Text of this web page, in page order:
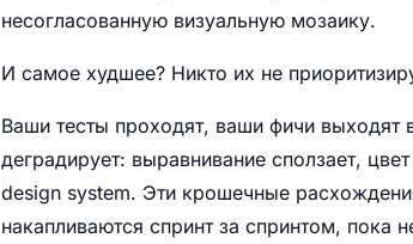
несогласованную визуальную мозаику.
И самое худшее? Никто их не
Ваши тесты проходят, ваши фичи
деградирует: выравнивание сползает,
design system. Эти крошечные
накапливаются спринт за спринтом, пока